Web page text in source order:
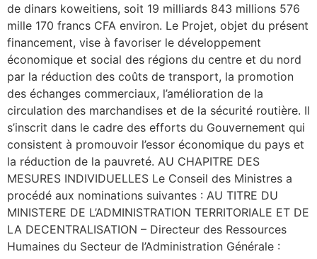
de dinars koweitiens, soit 19 milliards 843 millions 576
mille 170 francs CFA environ. Le Projet, objet du présent
financement, vise à favoriser le développement
économique et social des régions du centre et du nord
par la réduction des coûts de transport, la promotion
des échanges commerciaux, l’amélioration de la
circulation des marchandises et de la sécurité routière. Il
s’inscrit dans le cadre des efforts du Gouvernement qui
consistent à promouvoir l’essor économique du pays et
la réduction de la pauvreté. AU CHAPITRE DES
MESURES INDIVIDUELLES Le Conseil des Ministres a
procédé aux nominations suivantes : AU TITRE DU
MINISTERE DE L’ADMINISTRATION TERRITORIALE ET DE
LA DECENTRALISATION – Directeur des Ressources
Humaines du Secteur de l’Administration Générale :